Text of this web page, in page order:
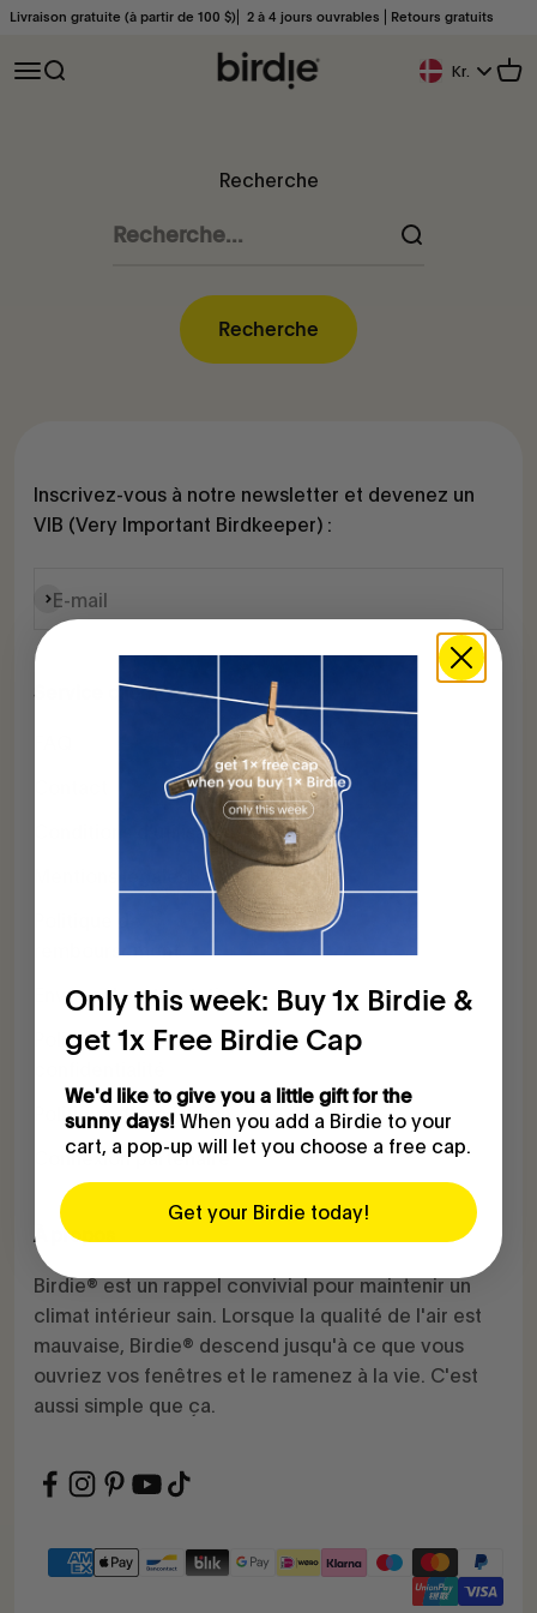
Passer au contenu
Livraison gratuite (à partir de 100 $)⎜ 2 à 4 jours ouvrables ⎜Retours gratuits
Ouvrir la navigation
Ouvrir la recherche Birdie Scandinavia ApS
Bouton De
Kr. Voir
Recherche
Recherche
Inscrivez-vous à notre newsletter et devenez un
VIB (Very Important Birdkeeper) :
E-mail
S'inscrire
Service client
Conditions d'utilisation
remboursement
Envoyer la rétractation
Politique de
Politique d'expédition
Connexion partenaire
À propos
Birdie® est un rappel convivial pour maintenir un
climat intérieur sain. Lorsque la qualité de l'air est
mauvaise, Birdie® descend jusqu'à ce que vous
ouvriez vos fenêtres et le ramenez à la vie. C'est
aussi simple que ça.
Only this week: Buy 1x Birdie &
get 1x Free Birdie Cap
We'd like to give you a little gift for the
sunny days! When you add a Birdie to your
cart, a pop-up will let you choose a free cap.
Get your Birdie today!